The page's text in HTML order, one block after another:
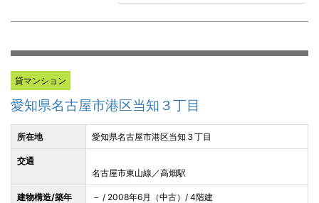
貸マンション
愛知県名古屋市港区当知３丁目
所在地 愛知県名古屋市港区当知３丁目
交通
名古屋市東山線／高畑駅
建物構造/築年
－ / 2008年6月（中古）/ 4階建